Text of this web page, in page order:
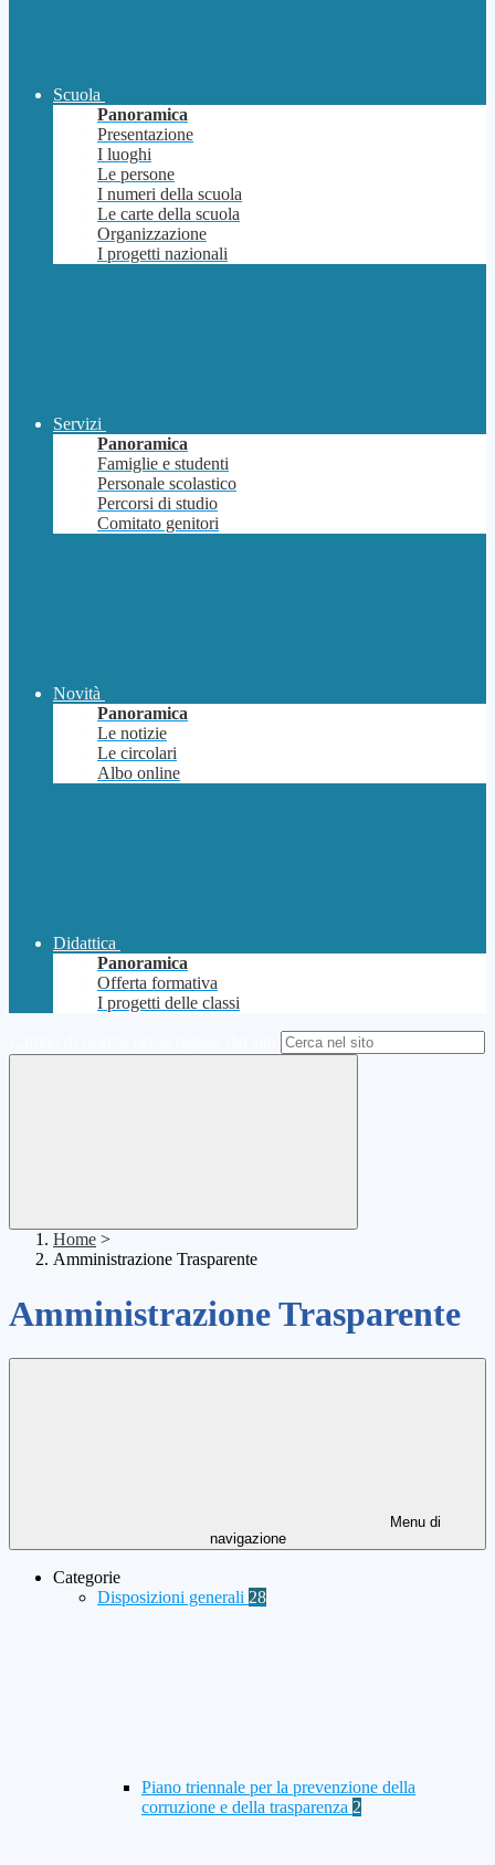
Scuola
Panoramica
Presentazione
I luoghi
Le persone
I numeri della scuola
Le carte della scuola
Organizzazione
I progetti nazionali
Servizi
Panoramica
Famiglie e studenti
Personale scolastico
Percorsi di studio
Comitato genitori
Novità
Panoramica
Le notizie
Le circolari
Albo online
Didattica
Panoramica
Offerta formativa
I progetti delle classi
Home >
Amministrazione Trasparente
Amministrazione Trasparente
Menu di
navigazione
Categorie
Disposizioni generali 28
Piano triennale per la prevenzione della
corruzione e della trasparenza 2